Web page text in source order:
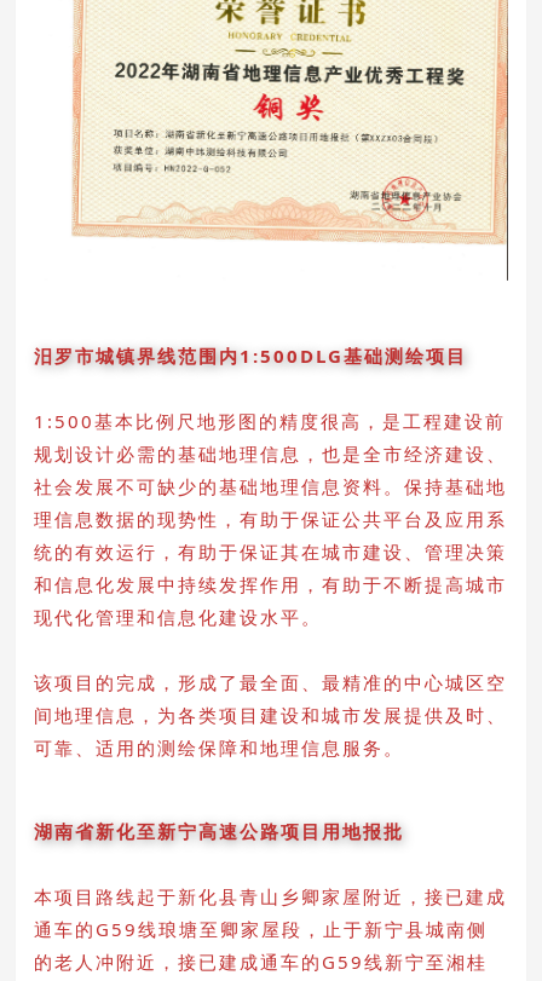
汨罗市城镇界线范围内1:500DLG基础测绘项目
1:500基本比例尺地形图的精度很高，是工程建设前
规划设计必需的基础地理信息，也是全市经济建设、
社会发展不可缺少的基础地理信息资料。保持基础地
理信息数据的现势性，有助于保证公共平台及应用系
统的有效运行，有助于保证其在城市建设、管理决策
和信息化发展中持续发挥作用，有助于不断提高城市
现代化管理和信息化建设水平。
该项目的完成，形成了最全面、最精准的中心城区空
间地理信息，为各类项目建设和城市发展提供及时、
可靠、适用的测绘保障和地理信息服务。
湖南省新化至新宁高速公路项目用地报批
本项目路线起于新化县青山乡卿家屋附近，接已建成
通车的G59线琅塘至卿家屋段，止于新宁县城南侧
的老人冲附近，接已建成通车的G59线新宁至湘桂